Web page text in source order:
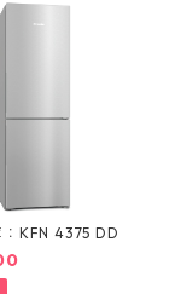
：KFN 4375 DD